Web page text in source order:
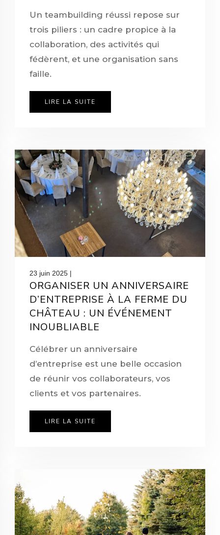
Un teambuilding réussi repose sur
trois piliers : un cadre propice à la
collaboration, des activités qui
fédèrent, et une organisation sans
faille.
LIRE LA SUITE
23 juin 2025 |
ORGANISER UN ANNIVERSAIRE
D’ENTREPRISE À LA FERME DU
CHÂTEAU : UN ÉVÉNEMENT
INOUBLIABLE
Célébrer un anniversaire
d’entreprise est une belle occasion
de réunir vos collaborateurs, vos
clients et vos partenaires.
LIRE LA SUITE